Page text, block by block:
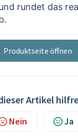
rundet das
Produktseite öffnen
Artikel
Nein Ja